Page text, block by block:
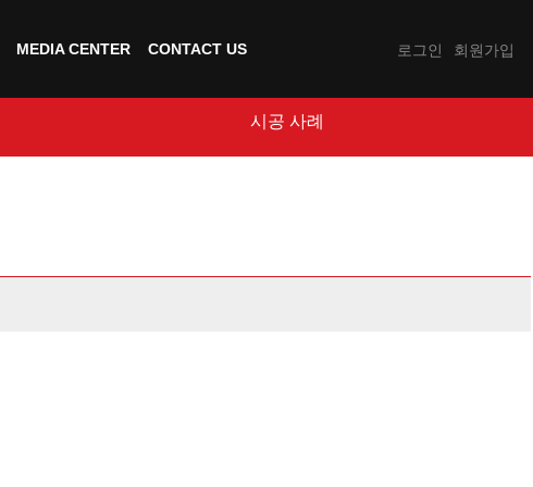
MEDIA CENTER CONTACT US 로그인 회원가입
시공 사례